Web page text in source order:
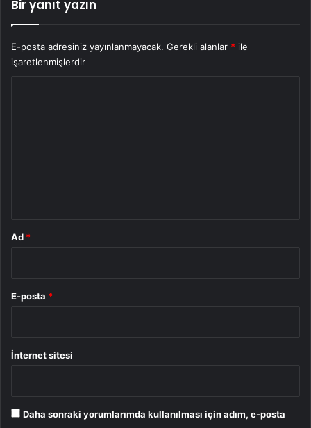
Bir yanıt yazın
E-posta adresiniz yayınlanmayacak. Gerekli alanlar * ile
işaretlenmişlerdir
Ad *
E-posta *
İnternet sitesi
Daha sonraki yorumlarımda kullanılması için adım, e-posta